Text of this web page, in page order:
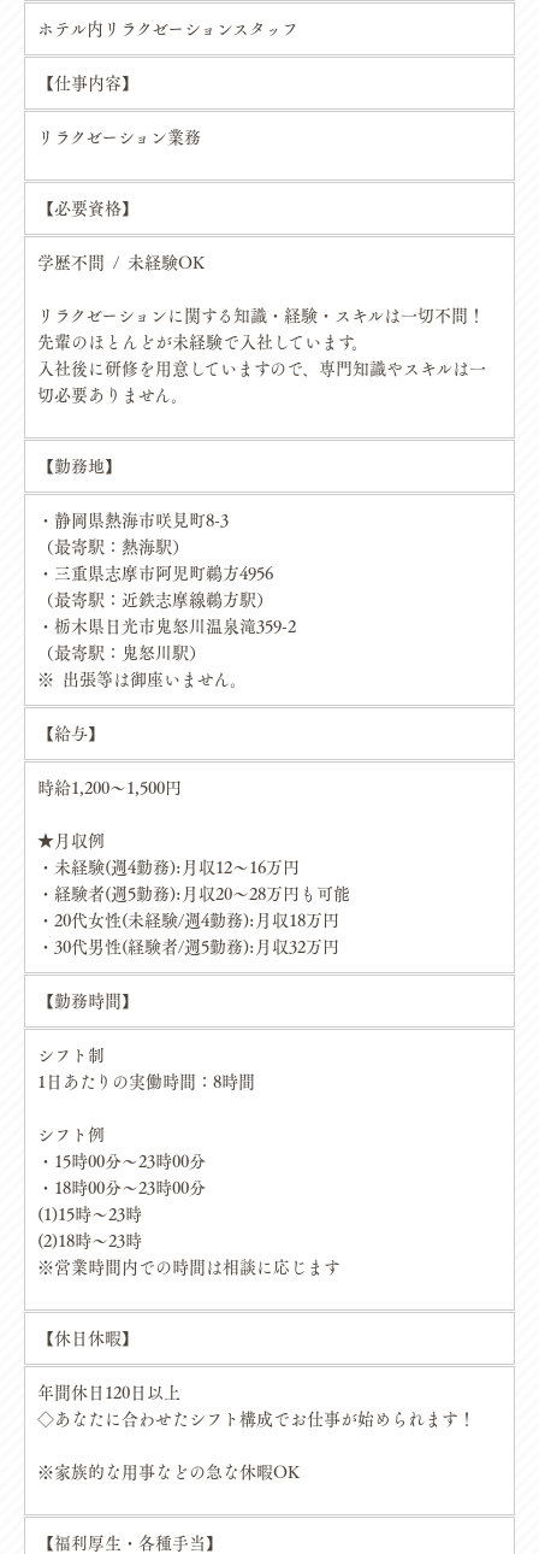
ホテル内リラクゼーションスタッフ
【仕事内容】
リラクゼーション業務
【必要資格】
学歴不問 / 未経験OK
リラクゼーションに関する知識・経験・スキルは一切不問！
先輩のほとんどが未経験で入社しています。
入社後に研修を用意していますので、専門知識やスキルは一
切必要ありません。
【勤務地】
・静岡県熱海市咲見町8-3
（最寄駅：熱海駅）
・三重県志摩市阿児町鵜方4956
（最寄駅：近鉄志摩線鵜方駅）
・栃木県日光市鬼怒川温泉滝359-2
（最寄駅：鬼怒川駅）
※ 出張等は御座いません。
【給与】
時給1,200～1,500円
★月収例
・未経験(週4勤務):月収12〜16万円
・経験者(週5勤務):月収20〜28万円も可能
・20代女性(未経験/週4勤務):月収18万円
・30代男性(経験者/週5勤務):月収32万円
【勤務時間】
シフト制
1日あたりの実働時間：8時間
シフト例
・15時00分～23時00分
・18時00分～23時00分
(1)15時～23時
(2)18時～23時
※営業時間内での時間は相談に応じます
【休日休暇】
年間休日120日以上
◇あなたに合わせたシフト構成でお仕事が始められます！
※家族的な用事などの急な休暇OK
【福利厚生・各種手当】